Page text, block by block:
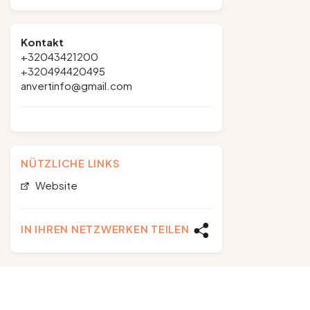
Kontakt
+32043421200
+320494420495
anvertinfo@gmail.com
NÜTZLICHE LINKS
Website
IN IHREN NETZWERKEN TEILEN